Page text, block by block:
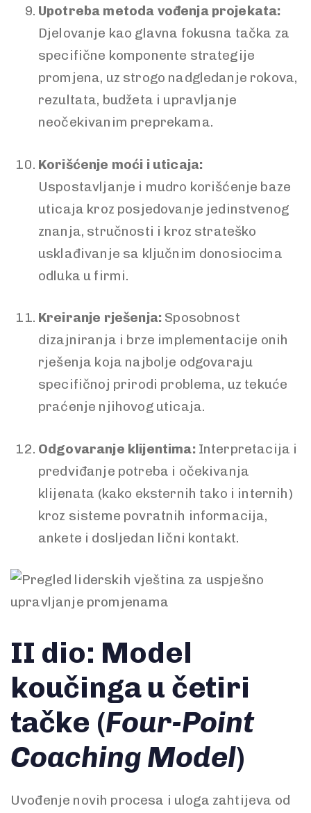
Upotreba metoda vođenja projekata:
Djelovanje kao glavna fokusna tačka za
specifične komponente strategije
promjena, uz strogo nadgledanje rokova,
rezultata, budžeta i upravljanje
neočekivanim preprekama.
Korišćenje moći i uticaja:
Uspostavljanje i mudro korišćenje baze
uticaja kroz posjedovanje jedinstvenog
znanja, stručnosti i kroz strateško
usklađivanje sa ključnim donosiocima
odluka u firmi.
Kreiranje rješenja: Sposobnost
dizajniranja i brze implementacije onih
rješenja koja najbolje odgovaraju
specifičnoj prirodi problema, uz tekuće
praćenje njihovog uticaja.
Odgovaranje klijentima:Interpretacija i
predviđanje potreba i očekivanja
klijenata (kako eksternih tako i internih)
kroz sisteme povratnih informacija,
ankete i dosljedan lični kontakt.
II dio: Model
koučinga u četiri
tačke (Four-Point
Coaching Model)
Uvođenje novih procesa i uloga zahtijeva od